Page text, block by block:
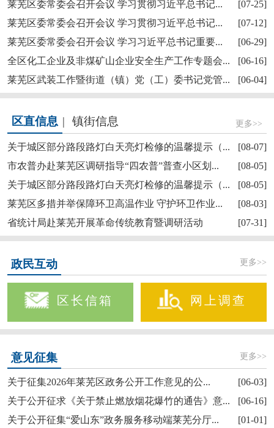
【奋斗赋未莱·访埂记】莱芜区雪野街道大罗圈村...
莱芜区委理论学习中心组进行集体学习
莱芜区委常委会召开会议 学习贯彻习近平总书记...
[07-25]
莱芜区委常委会召开会议 学习贯彻习近平总书记...
[07-12]
莱芜区委常委会召开会议 学习习近平总书记重要...
[06-29]
全区化工企业及非煤矿山企业安全生产工作专题会...
[06-16]
莱芜区武装工作暨街道（镇）党（工）委书记党管...
[06-04]
区直信息 | 镇街信息 更多>>
关于城区部分路段路灯白天亮灯检修的温馨提示（...
[08-07]
市农普办赴莱芜区调研指导“四农普”普查小区划...
[08-05]
关于城区部分路段路灯白天亮灯检修的温馨提示（...
[08-05]
莱芜区多措并举保障环卫高温作业 守护环卫作业...
[08-03]
省统计局赴莱芜开展革命传统教育暨调研活动
[07-31]
政民互动 更多>>
区长信箱 网上调查
意见征集 更多>>
关于征集2026年莱芜区政务公开工作意见的公...
[06-03]
关于公开征求《关于禁止燃放烟花爆竹的通告》意...
[06-16]
关于公开征集“爱山东”政务服务移动端莱芜分厅...
[01-01]